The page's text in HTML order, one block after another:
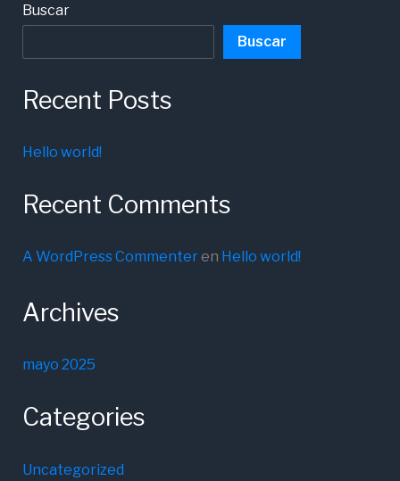
Buscar
Buscar
Recent Posts
Hello world!
Recent Comments
A WordPress Commenteren Hello world!
Archives
mayo 2025
Categories
Uncategorized